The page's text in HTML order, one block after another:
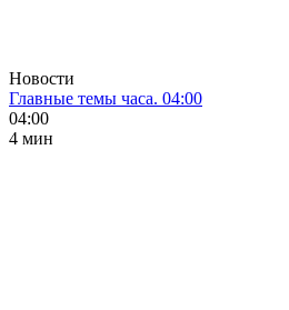
Новости
Главные темы часа. 04:00
04:00
4 мин